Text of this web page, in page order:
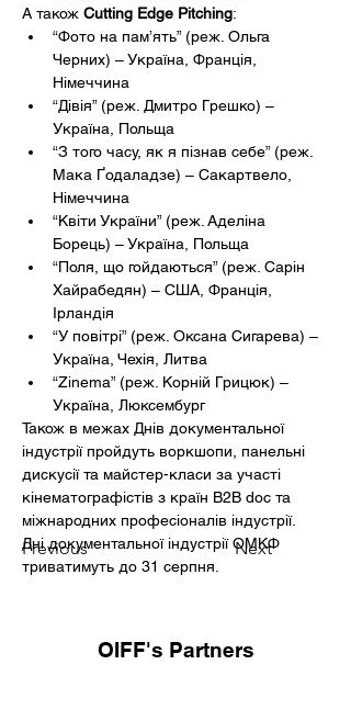
Previous Next
А також Cutting Edge Pitching:
“Фото на пам’ять” (реж. Ольга
Черних) – Україна, Франція,
Німеччина
“Дівія” (реж. Дмитро Грешко) –
Україна, Польща
“З того часу, як я пізнав себе” (реж.
Мака Ґодаладзе) – Сакартвело,
Німеччина
“Квіти України” (реж. Аделіна
Борець) – Україна, Польща
“Поля, що гойдаються” (реж. Сарін
Хайрабедян) – США, Франція,
Ірландія
“У повітрі” (реж. Оксана Сигарева) –
Україна, Чехія, Литва
“Zinema” (реж. Корній Грицюк) –
Україна, Люксембург
Також в межах Днів документальної
індустрії пройдуть воркшопи, панельні
дискусії та майстер-класи за участі
кінематографістів з країн B2B doc та
міжнародних професіоналів індустрії.
Дні документальної індустрії ОМКФ
триватимуть до 31 серпня.
OIFF's Partners